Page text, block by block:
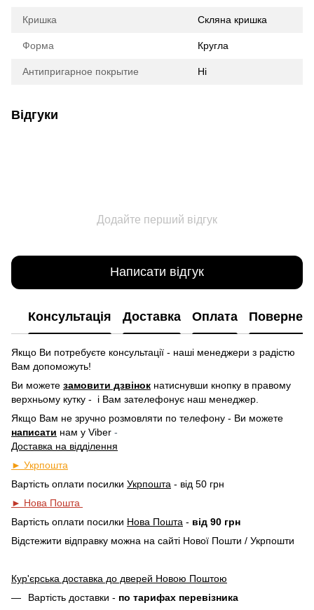
Кришка Скляна кришка
Форма Кругла
Антипригарное покрытие Ні
Відгуки
Додайте перший відгук
Написати відгук
Консультація Доставка Оплата
Якщо Ви потребуєте консультації - наші менеджери з радістю
Вам допоможуть!
Ви можете замовити дзвінок натиснувши кнопку в правому
верхньому кутку -
і Вам зателефонує наш менеджер.
Якщо Вам не зручно розмовляти по телефону - Ви можете
написати нам у Viber -
Доставка на відділення
► Укрпошта
Вартість оплати посилки Укрпошта - від 50 грн
► Нова Пошта
Вартість оплати посилки Нова Пошта - від 90 грн
Відстежити відправку можна на сайті Нової Пошти / Укрпошти
Кур'єрська доставка до дверей Новою Поштою
Вартість доставки - по тарифах перевізника